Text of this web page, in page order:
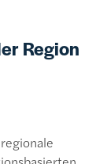
Region